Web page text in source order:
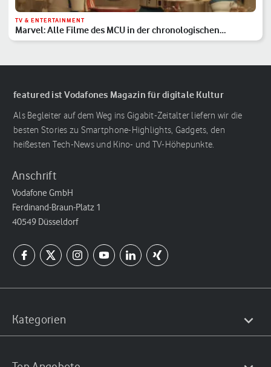
TV & ENTERTAINMENT
Marvel: Alle Filme des MCU in der chronologischen
Reihenfolge
featured ist Vodafones Magazin für digitale Kultur
Als Begleiter auf dem Weg ins Gigabit-Zeitalter liefern wir die
besten Stories zu Smartphone-Highlights, Gadgets, den
heißesten Tech-News und Kino- und TV-Höhepunkte.
Anschrift
Vodafone GmbH
Ferdinand-Braun-Platz 1
40549 Düsseldorf
Kategorien